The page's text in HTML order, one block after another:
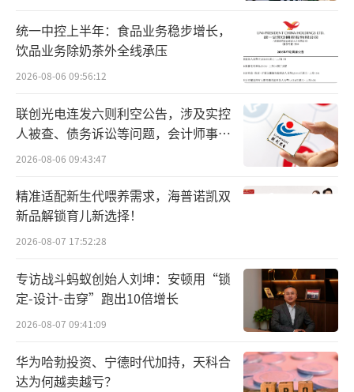
亿元人民币，较2023年全年增加173%。2024
年，霸王茶姬实现全年营收124.05亿人民币，
净利润为25.15亿元。2024年霸王茶姬的门店数
增长83%，共拥有6440家门店，其中加盟店62
71家，占比高达97%。
城市商圈，县城购物中心，海外知名商业体。
过去几年，霸王茶姬还新增24小时门店，由听
店、冲浪文化店等主题店型。（责任编辑：zx0280）
统一中控上半年：食品业务稳步增长，
饮品业务除奶茶外全线承压
2026-08-06 09:56:12
联创光电连发六则利空公告，涉及实控
人被查、债务诉讼等问题，会计师事务
所曾出具“保留意见”
2026-08-06 09:43:47
精准适配新生代喂养需求，海普诺凯双
新品解锁育儿新选择！
2026-08-07 17:52:28
专访战斗蚂蚁创始人刘坤：安顿用“锁
定-设计-击穿”跑出10倍增长
2026-08-07 09:41:09
华为哈勃投资、宁德时代加持，天科合
达为何越卖越亏？